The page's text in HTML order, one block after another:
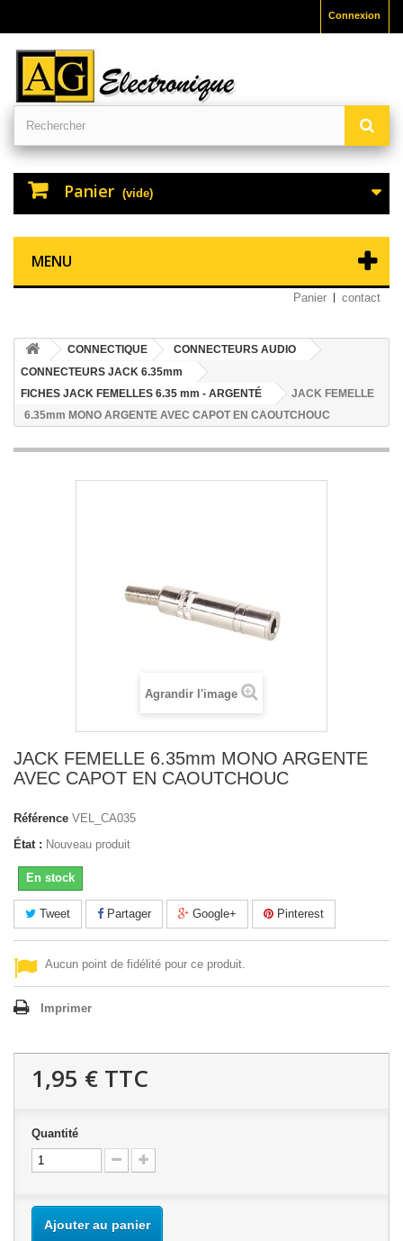
Connexion
Panier (vide)
MENU
Panier contact
CONNECTIQUE
CONNECTEURS AUDIO
CONNECTEURS JACK 6.35mm
FICHES JACK FEMELLES 6.35 mm - ARGENTÉ
JACK FEMELLE
6.35mm MONO ARGENTE AVEC CAPOT EN CAOUTCHOUC
Agrandir l'image
JACK FEMELLE 6.35mm MONO ARGENTE
AVEC CAPOT EN CAOUTCHOUC
Référence VEL_CA035
État : Nouveau produit
En stock
Tweet Partager Google+ Pinterest
Aucun point de fidélité pour ce produit.
Imprimer
1,95 € TTC
Quantité
Ajouter au panier